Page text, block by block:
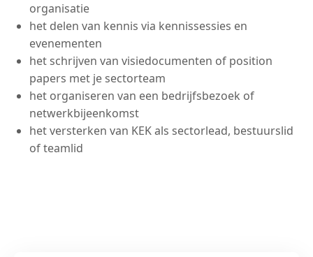
organisatie
het delen van kennis via kennissessies en
evenementen
het schrijven van visiedocumenten of position
papers met je sectorteam
het organiseren van een bedrijfsbezoek of
netwerkbijeenkomst
het versterken van KEK als sectorlead, bestuurslid
of teamlid